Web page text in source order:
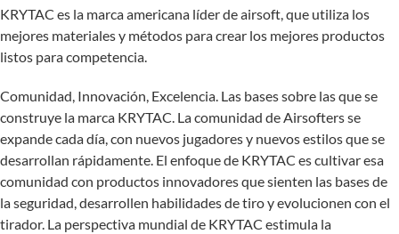
KRYTAC es la marca americana líder de airsoft, que utiliza los
mejores materiales y métodos para crear los mejores productos
listos para competencia.
Comunidad, Innovación, Excelencia. Las bases sobre las que se
construye la marca KRYTAC. La comunidad de Airsofters se
expande cada día, con nuevos jugadores y nuevos estilos que se
desarrollan rápidamente. El enfoque de KRYTAC es cultivar esa
comunidad con productos innovadores que sienten las bases de
la seguridad, desarrollen habilidades de tiro y evolucionen con el
tirador. La perspectiva mundial de KRYTAC estimula la